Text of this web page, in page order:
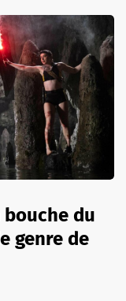
bouche du
genre de